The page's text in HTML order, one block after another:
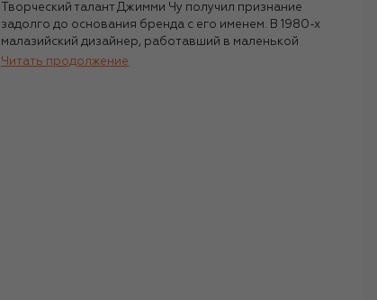
Творческий талант Джимми Чу получил признание
задолго до основания бренда с его именем. В 1980-х
малазийский дизайнер, работавший в маленькой
мастерской на востоке Лондона, уже создавал туфли для
Читать продолжение